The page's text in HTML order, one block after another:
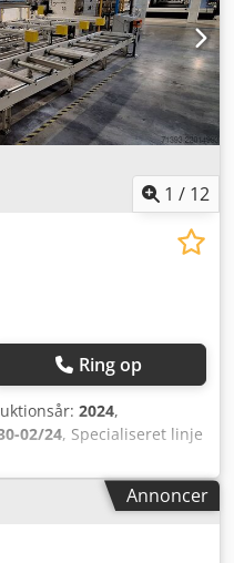
1 / 12
Ring op
2024,
02/24, Specialiseret linje
linje til skæring af lange
mm. Maksimal
længde: 30 mm.
6500 mm.
Skærevinkel: 90°
Annoncer